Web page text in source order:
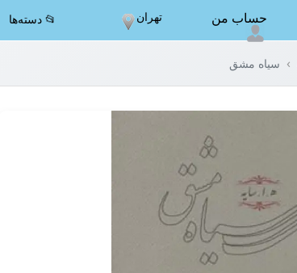
حساب من تهران 📂 دسته‌ها
› سیاه مشق